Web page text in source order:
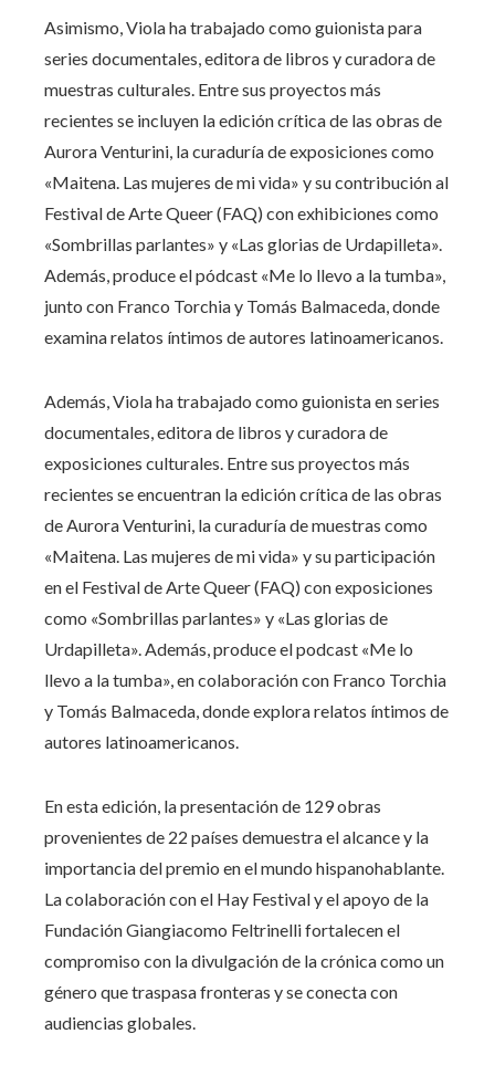
Asimismo, Viola ha trabajado como guionista para
series documentales, editora de libros y curadora de
muestras culturales. Entre sus proyectos más
recientes se incluyen la edición crítica de las obras de
Aurora Venturini, la curaduría de exposiciones como
«Maitena. Las mujeres de mi vida» y su contribución al
Festival de Arte Queer (FAQ) con exhibiciones como
«Sombrillas parlantes» y «Las glorias de Urdapilleta».
Además, produce el pódcast «Me lo llevo a la tumba»,
junto con Franco Torchia y Tomás Balmaceda, donde
examina relatos íntimos de autores latinoamericanos.
Además, Viola ha trabajado como guionista en series
documentales, editora de libros y curadora de
exposiciones culturales. Entre sus proyectos más
recientes se encuentran la edición crítica de las obras
de Aurora Venturini, la curaduría de muestras como
«Maitena. Las mujeres de mi vida» y su participación
en el Festival de Arte Queer (FAQ) con exposiciones
como «Sombrillas parlantes» y «Las glorias de
Urdapilleta». Además, produce el podcast «Me lo
llevo a la tumba», en colaboración con Franco Torchia
y Tomás Balmaceda, donde explora relatos íntimos de
autores latinoamericanos.
En esta edición, la presentación de 129 obras
provenientes de 22 países demuestra el alcance y la
importancia del premio en el mundo hispanohablante.
La colaboración con el Hay Festival y el apoyo de la
Fundación Giangiacomo Feltrinelli fortalecen el
compromiso con la divulgación de la crónica como un
género que traspasa fronteras y se conecta con
audiencias globales.